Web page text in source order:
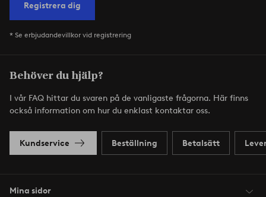
Registrera dig
* Se erbjudandevillkor vid registrering
Behöver du hjälp?
I vår FAQ hittar du svaren på de vanligaste frågorna. Här finns
också information om hur du enklast kontaktar oss.
Kundservice Beställning Betalsätt
Mina sidor